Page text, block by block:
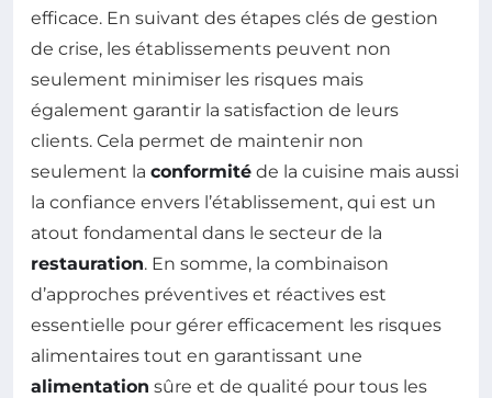
efficace. En suivant des étapes clés de gestion
de crise, les établissements peuvent non
seulement minimiser les risques mais
également garantir la satisfaction de leurs
clients. Cela permet de maintenir non
seulement la conformité de la cuisine mais aussi
la confiance envers l’établissement, qui est un
atout fondamental dans le secteur de la
restauration. En somme, la combinaison
d’approches préventives et réactives est
essentielle pour gérer efficacement les risques
alimentaires tout en garantissant une
alimentation sûre et de qualité pour tous les